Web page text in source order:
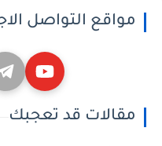
مواقع التواصل
مقالات قد تعجبك